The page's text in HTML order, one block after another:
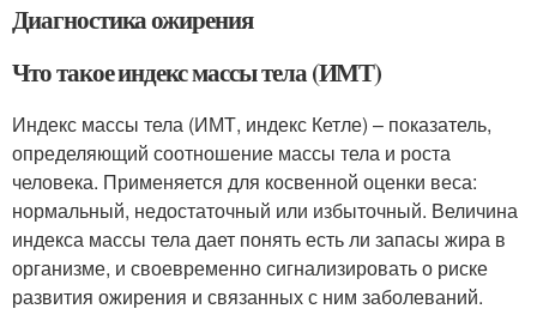
Диагностика ожирения
Что такое индекс массы тела (ИМТ)
Индекс массы тела (ИМТ, индекс Кетле) – показатель,
определяющий соотношение массы тела и роста
человека. Применяется для косвенной оценки веса:
нормальный, недостаточный или избыточный. Величина
индекса массы тела дает понять есть ли запасы жира в
организме, и своевременно сигнализировать о риске
развития ожирения и связанных с ним заболеваний.